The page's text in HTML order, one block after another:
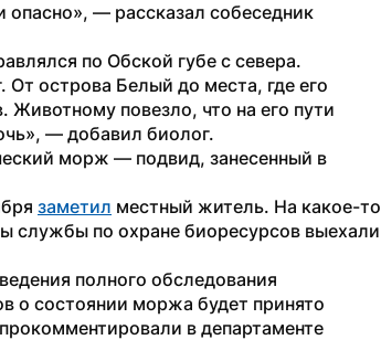
— рассказал собеседник
по Обской губе с севера.
острова Белый до места, где его
повезло, что на его пути
— добавил биолог.
морж — подвид, занесенный в
заметил местный житель. На какое-то
службы по охране биоресурсов выехали
полного обследования
о состоянии моржа будет принято
в департаменте